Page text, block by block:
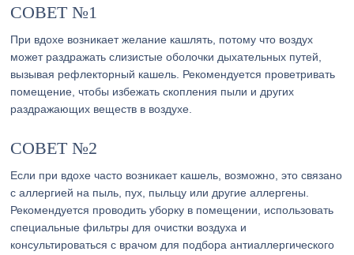
СОВЕТ №1
При вдохе возникает желание кашлять, потому что воздух
может раздражать слизистые оболочки дыхательных путей,
вызывая рефлекторный кашель. Рекомендуется проветривать
помещение, чтобы избежать скопления пыли и других
раздражающих веществ в воздухе.
СОВЕТ №2
Если при вдохе часто возникает кашель, возможно, это связано
с аллергией на пыль, пух, пыльцу или другие аллергены.
Рекомендуется проводить уборку в помещении, использовать
специальные фильтры для очистки воздуха и
консультироваться с врачом для подбора антиаллергического